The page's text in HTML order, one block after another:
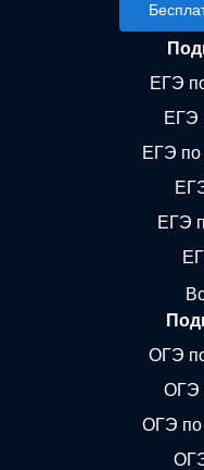
ЕГЭ
ЕГЭ
ЕГЭ по
ЕГЭ
ОГЭ
ОГЭ
ОГЭ по